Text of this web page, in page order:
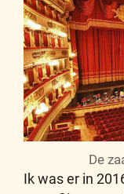
De
Ik was er in